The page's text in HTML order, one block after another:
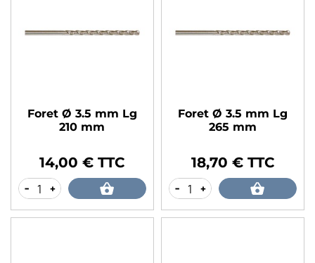
Foret Ø 3.5 mm Lg
210 mm
14,00 € TTC
- +
Foret Ø 3.5 mm Lg
265 mm
18,70 € TTC
- +